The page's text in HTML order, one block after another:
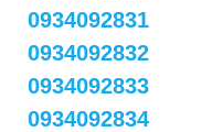
0934092831
0934092832
0934092833
0934092834